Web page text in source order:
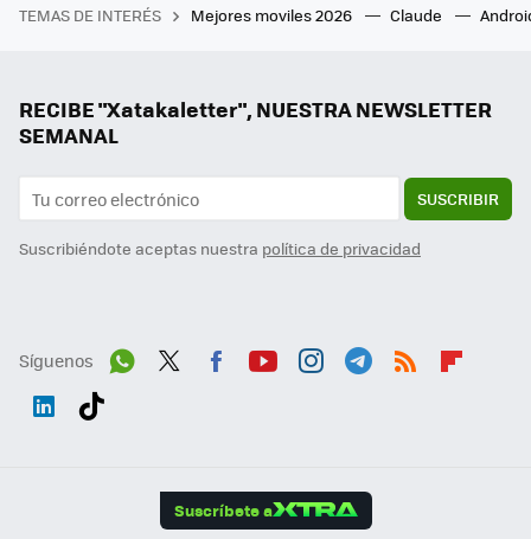
TEMAS DE INTERÉS Mejores moviles 2026 Claude
RECIBE "Xatakaletter", NUESTRA NEWSLETTER
SEMANAL
SUSCRIBIR
Suscribiéndote aceptas nuestra política de privacidad
Síguenos
Suscríbete a